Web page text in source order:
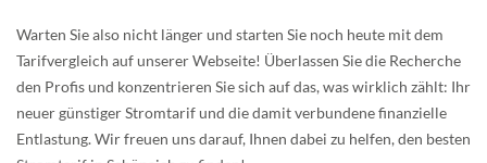
Warten Sie also nicht länger und starten Sie noch heute mit dem
Tarifvergleich auf unserer Webseite! Überlassen Sie die Recherche
den Profis und konzentrieren Sie sich auf das, was wirklich zählt: Ihr
neuer günstiger Stromtarif und die damit verbundene finanzielle
Entlastung. Wir freuen uns darauf, Ihnen dabei zu helfen, den besten